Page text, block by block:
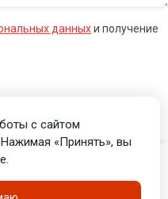
данныхи получение
с сайтом
«Принять», вы